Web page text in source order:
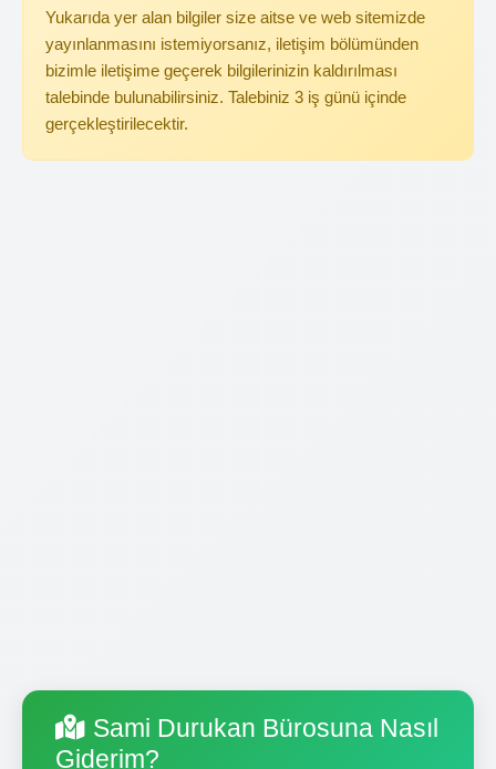
Yukarıda yer alan bilgiler size aitse ve web sitemizde
yayınlanmasını istemiyorsanız, iletişim bölümünden
bizimle iletişime geçerek bilgilerinizin kaldırılması
talebinde bulunabilirsiniz. Talebiniz 3 iş günü içinde
gerçekleştirilecektir.
Sami Durukan Bürosuna Nasıl
Giderim?